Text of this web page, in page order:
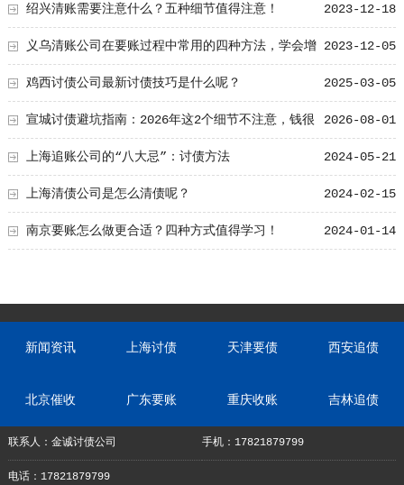
2023-12-18
绍兴清账需要注意什么？五种细节值得注意！
2023-12-05
义乌清账公司在要账过程中常用的四种方法，学会增
加要账成功率！ 2025-03-05
鸡西讨债公司最新讨债技巧是什么呢？
2026-08-01
宣城讨债避坑指南：2026年这2个细节不注意，钱很
难要回！ 2024-05-21
上海追账公司的“八大忌”：讨债方法
2024-02-15
上海清债公司是怎么清债呢？
2024-01-14
南京要账怎么做更合适？四种方式值得学习！
新闻资讯 上海讨债 天津要债 西安追债
北京催收 广东要账 重庆收账 吉林追债
联系人：金诚讨债公司 手机：17821879799
电话：17821879799